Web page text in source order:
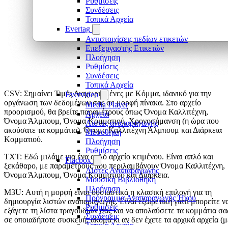
Συνδέσεις
Τοπικά Αρχεία
Evertag
Αντιστοιχίσεις πεδίων ετικετών
Επεξεργαστής Ετικετών
Πλοήγηση
Ρυθμίσεις
Συνδέσεις
Τοπικά Αρχεία
Evervideo
Media Player
Αρχεία
Λίστες αναπαραγωγής
Μεσοθήκη
Πλοήγηση
Ρυθμίσεις
Flacbox
Λίστες Αναπαραγωγής
Μουσική Βιβλιοθήκη
Πλοήγηση
Πρόγραμμα Αναπαραγωγής Ήχου
Ρυθμίσεις
Συνδέσεις
CSV: Σημαίνει Τιμές Διαχωρισμένες με Κόμμα, ιδανικό για την
οργάνωση των δεδομένων σας σε μορφή πίνακα. Στο αρχείο
προορισμού, θα βρείτε παραμέτρους όπως Όνομα Καλλιτέχνη,
Όνομα Άλμπουμ, Όνομα Κομματιού, Χρονοσήμανση (η ώρα που
ακούσατε τα κομμάτια), Όνομα Καλλιτέχνη Άλμπουμ και Διάρκεια
Κομματιού.
TXT: Εδώ μιλάμε για ένα απλό αρχείο κειμένου. Είναι απλό και
ξεκάθαρο, με παραμέτρους που περιλαμβάνουν Όνομα Καλλιτέχνη,
Όνομα Άλμπουμ, Όνομα Κομματιού και Διάρκεια.
M3U: Αυτή η μορφή είναι ουσιαστικά η κλασική επιλογή για τη
δημιουργία λιστών αναπαραγωγής. Είναι εξαιρετική γιατί μπορείτε
εξάγετε τη λίστα τραγουδιών σας και να απολαύσετε τα κομμάτια
σε οποιαδήποτε συσκευή, ακόμα κι αν δεν έχετε τα αρχικά αρχεία